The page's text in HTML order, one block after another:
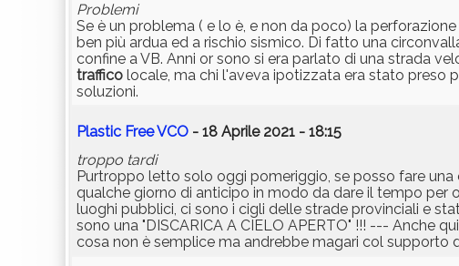
Problemi
Se è un problema ( e lo è, e non da poco) la
ben più ardua ed a rischio sismico. Di fatto una
confine a VB. Anni or sono si era parlato di una strada
traffico locale, ma chi l'aveva ipotizzata era stato preso
soluzioni.
Plastic Free VCO - 18 Aprile 2021 - 18:15
troppo tardi
Purtroppo letto solo oggi pomeriggio, se posso fare
qualche giorno di anticipo in modo da dare il tempo per
luoghi pubblici, ci sono i cigli delle strade provinciali e
sono una "DISCARICA A CIELO APERTO" !!! --- Anche
cosa non è semplice ma andrebbe magari col